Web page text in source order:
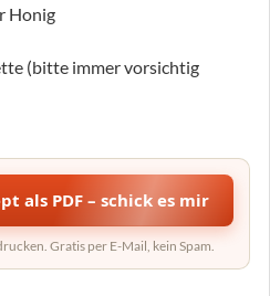
Honig
(bitte immer vorsichtig
als PDF – schick es mir
Gratis per E-Mail, kein Spam.